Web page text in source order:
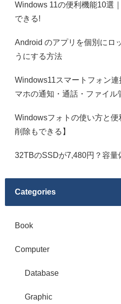
Windows 11の便利機能10選
できる!
Android のアプリを個別にロ
うにする方法
Windows11スマートフォン
マホの通知・通話・ファイル
Windowsフォトの使い方と
削除もできる】
32TBのSSDが7,480円？容
Categories
Book
Computer
Database
Graphic